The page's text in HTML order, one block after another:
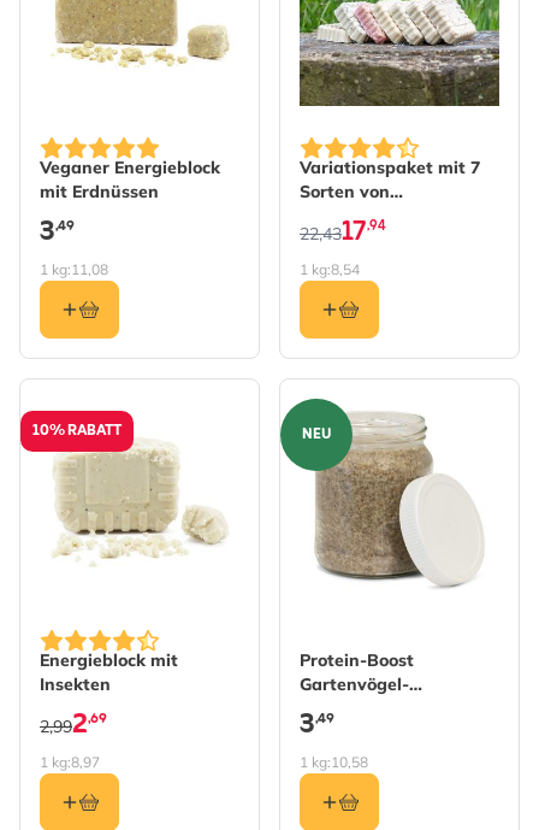
Veganer Energieblock
mit Erdnüssen
3,49
1 kg:11,08
Variationspaket mit 7
Sorten von
Energieblöcken
The price depends on the
22,4317,94
1 kg:8,54
10% RABATT
Energieblock mit
Insekten
2,69
2,99
1 kg:8,97
NEU
Protein-Boost
Gartenvögel-
Erdnussbutter
3,49
1 kg:10,58